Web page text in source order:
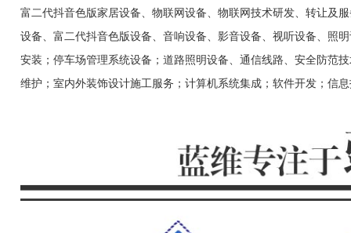
富二代抖音色版家居设备、物联网设备、物联网技术研发、转让及
设备、富二代抖音色版设备、音响设备、影音设备、视听设备、照
安装；停车场管理系统设备；道路照明设备、通信线路、安全防范技
维护；室内外装饰设计施工服务；计算机系统集成；软件开发